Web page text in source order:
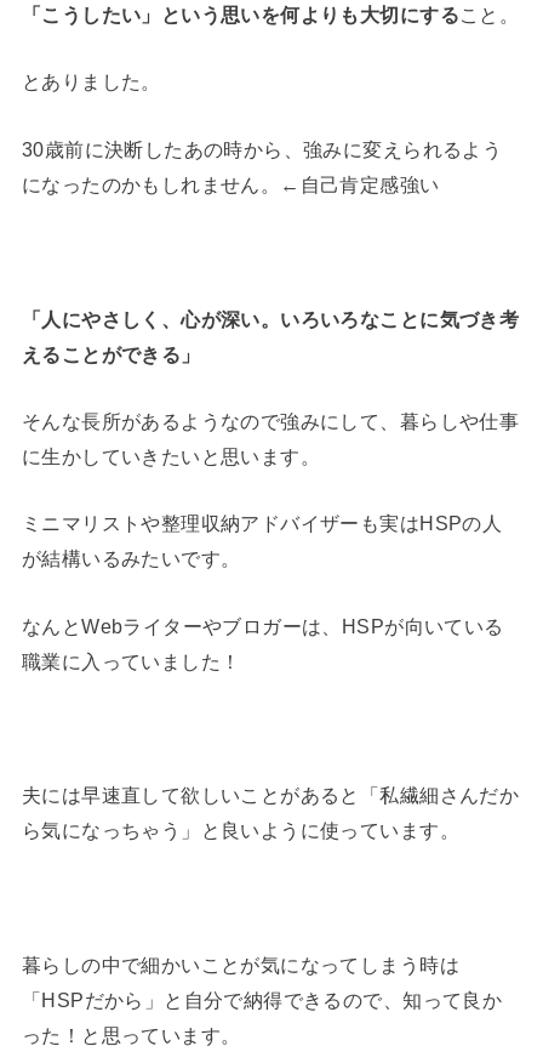
「こうしたい」という思いを何よりも大切にすること。
とありました。
30歳前に決断したあの時から、強みに変えられるよう
になったのかもしれません。←自己肯定感強い
「人にやさしく、心が深い。いろいろなことに気づき考
えることができる」
そんな長所があるようなので強みにして、暮らしや仕事
に生かしていきたいと思います。
ミニマリストや整理収納アドバイザーも実はHSPの人
が結構いるみたいです。
なんとWebライターやブロガーは、HSPが向いている
職業に入っていました！
夫には早速直して欲しいことがあると「私繊細さんだか
ら気になっちゃう」と良いように使っています。
暮らしの中で細かいことが気になってしまう時は
「HSPだから」と自分で納得できるので、知って良か
った！と思っています。